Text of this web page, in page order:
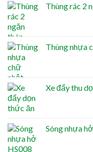
Thùng rác 2
Thùng nhựa
Xe đẩy thu
Sóng nhựa